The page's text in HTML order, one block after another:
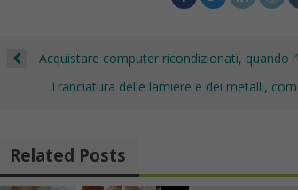
n h
Acquistare computer ricondizionati, quando
Tranciatura delle lamiere e dei metalli,
Related Posts